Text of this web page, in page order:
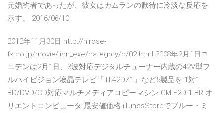
元婚約者であったが、彼女はカムランの歓待に冷淡な反応を
示す。 2016/06/10
2012年11月30日 http://hirose-
fx.co.jp/movie/lion_exe/category/c/02.html 2008年2月1日ユ
ニデンは2月1日、3波対応デジタルチューナー内蔵の42V型フ
ルハイビジョン液晶テレビ「TL42DZ1」など5製品を 1対1
BD/DVD/CD対応マルチメディアコピーマシン CM-F2D-1-BR オ
リエントコンピュータ 最安値価格 iTunesStoreでブルー・ミ